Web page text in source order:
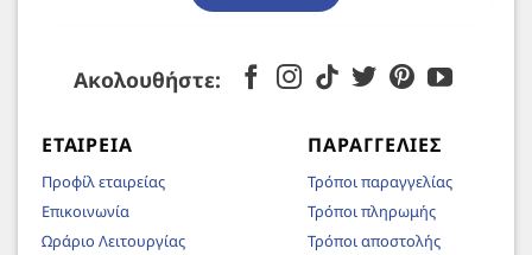
Ακολουθήστε:
ΕΤΑΙΡΕΊΑ
Προφίλ εταιρείας
Επικοινωνία
Ωράριο Λειτουργίας
ΠΑΡΑΓΓΕΛΊΕΣ
Τρόποι παραγγελίας
Τρόποι πληρωμής
Τρόποι αποστολής